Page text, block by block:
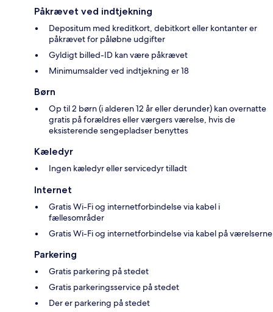
Påkrævet ved indtjekning
Depositum med kreditkort, debitkort eller kontanter er
påkrævet for påløbne udgifter
Gyldigt billed-ID kan være påkrævet
Minimumsalder ved indtjekning er 18
Børn
Op til 2 børn (i alderen 12 år eller derunder) kan overnatte
gratis på forældres eller værgers værelse, hvis de
eksisterende sengepladser benyttes
Kæledyr
Ingen kæledyr eller servicedyr tilladt
Internet
Gratis Wi-Fi og internetforbindelse via kabel i
fællesområder
Gratis Wi-Fi og internetforbindelse via kabel på værelserne
Parkering
Gratis parkering på stedet
Gratis parkeringsservice på stedet
Der er parkering på stedet